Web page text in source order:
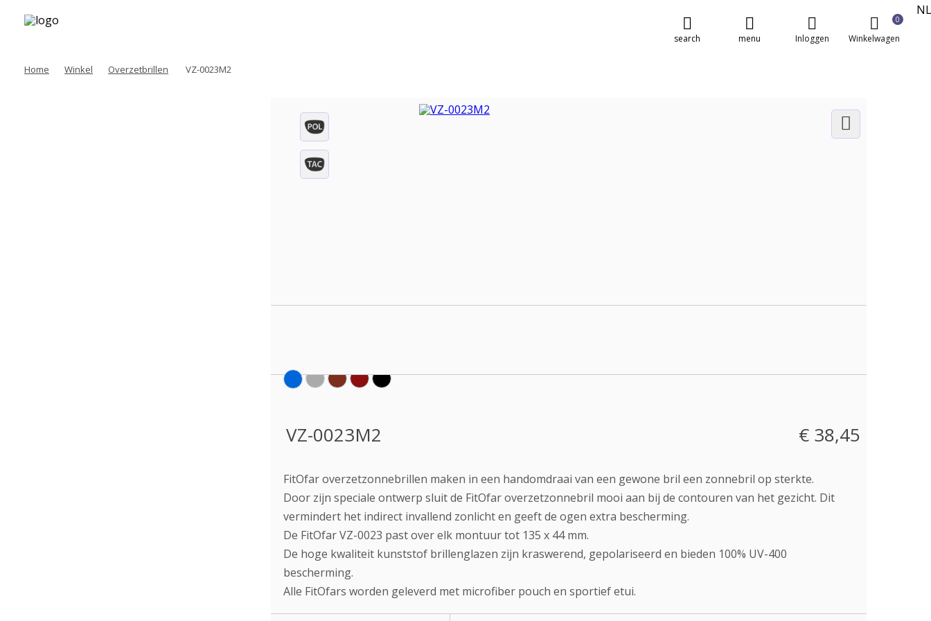
NL
0
Winkelwagen
Inloggen
menu
search
Home Winkel Overzetbrillen VZ-0023M2
VZ-0023M2 € 38,45
FitOfar overzetzonnebrillen maken in een handomdraai van een gewone bril een zonnebril op sterkte.
Door zijn speciale ontwerp sluit de FitOfar overzetzonnebril mooi aan bij de contouren van het gezicht. Dit
vermindert het indirect invallend zonlicht en geeft de ogen extra bescherming.
De FitOfar VZ-0023 past over elk montuur tot 135 x 44 mm.
De hoge kwaliteit kunststof brillenglazen zijn kraswerend, gepolariseerd en bieden 100% UV-400
bescherming.
Alle FitOfars worden geleverd met microfiber pouch en sportief etui.